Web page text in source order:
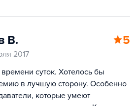
В. 5
2017
суток. Хотелось бы
в лучшую сторону. Особенно
которые умеют